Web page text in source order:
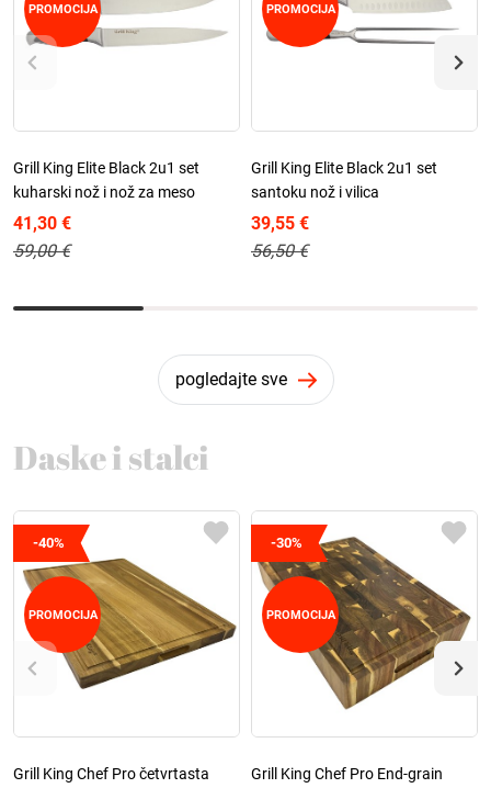
PROMOCIJA
Grill King Elite Black 2u1 set
kuharski nož i nož za meso
41,30 €
59,00 €
PROMOCIJA
Grill King Elite Black 2u1 set
santoku nož i vilica
39,55 €
56,50 €
pogledajte sve
Daske i stalci
-40%
PROMOCIJA
Grill King Chef Pro četvrtasta
-30%
PROMOCIJA
Grill King Chef Pro End-grain